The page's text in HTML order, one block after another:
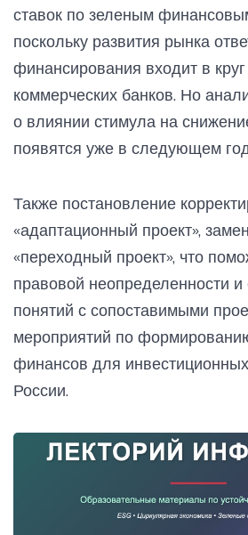
ставок по зеленым
поскольку развития рынка
финансирования входит в
коммерческих банков. Но
о влиянии стимула на
появятся уже в следующем
Также постановление
«адаптационный проект»,
«переходный проект», что
правовой неопределенности
понятий с сопоставимыми
мероприятий по
финансов для
России.